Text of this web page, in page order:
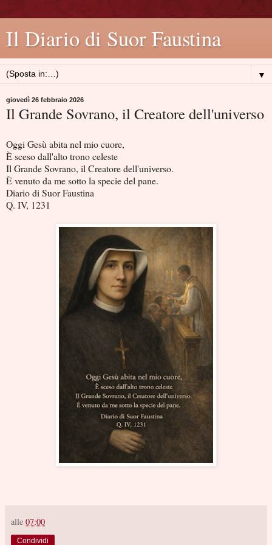
Il Diario di Suor Faustina
▼
giovedì 26 febbraio 2026
Il Grande Sovrano, il Creatore dell'universo
Oggi Gesù abita nel mio cuore,
È sceso dall'alto trono celeste
Il Grande Sovrano, il Creatore dell'universo.
È venuto da me sotto la specie del pane.
Diario di Suor Faustina
Q. IV, 1231
alle 07:00
Condividi